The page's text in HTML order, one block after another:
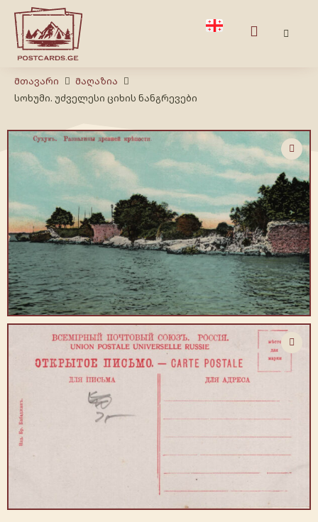
Მთავარი
Მაღაზია
სოხუმი. უძველესი ციხის ნანგრევები